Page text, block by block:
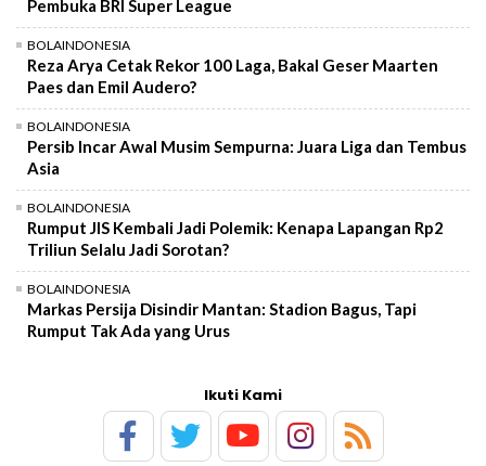
Pembuka BRI Super League
BOLAINDONESIA
Reza Arya Cetak Rekor 100 Laga, Bakal Geser Maarten
Paes dan Emil Audero?
BOLAINDONESIA
Persib Incar Awal Musim Sempurna: Juara Liga dan Tembus
Asia
BOLAINDONESIA
Rumput JIS Kembali Jadi Polemik: Kenapa Lapangan Rp2
Triliun Selalu Jadi Sorotan?
BOLAINDONESIA
Markas Persija Disindir Mantan: Stadion Bagus, Tapi
Rumput Tak Ada yang Urus
Ikuti Kami